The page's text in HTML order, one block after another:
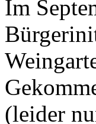
Im
(leider